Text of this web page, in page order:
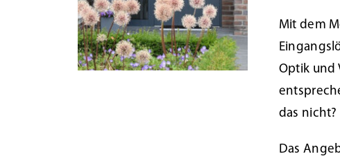
Mit dem
Optik und
das nicht?
Das